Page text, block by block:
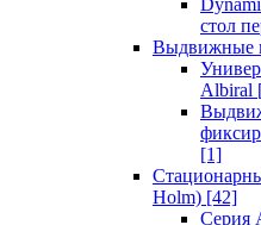
стол
Выдвижные
Albiral
[1]
Holm) [42]
Серия